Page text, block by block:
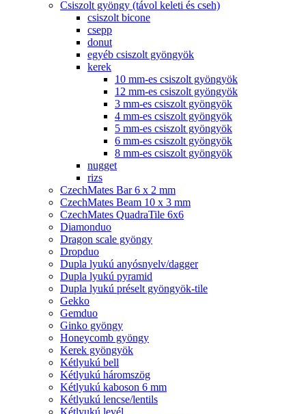
Csiszolt gyöngy (távol keleti és cseh)
csiszolt bicone
csepp
donut
egyéb csiszolt gyöngyök
kerek
10 mm-es csiszolt gyöngyök
12 mm-es csiszolt gyöngyök
3 mm-es csiszolt gyöngyök
4 mm-es csiszolt gyöngyök
5 mm-es csiszolt gyöngyök
6 mm-es csiszolt gyöngyök
8 mm-es csiszolt gyöngyök
nugget
rizs
CzechMates Bar 6 x 2 mm
CzechMates Beam 10 x 3 mm
CzechMates QuadraTile 6x6
Diamonduo
Dragon scale gyöngy
Dropduo
Dupla lyukú anyósnyelv/dagger
Dupla lyukú pyramid
Dupla lyukú préselt gyöngyök-tile
Gekko
Gemduo
Ginko gyöngy
Honeycomb gyöngy
Kerek gyöngyök
Kétlyukú bell
Kétlyukú háromszög
Kétlyukú kaboson 6 mm
Kétlyukú lencse/lentils